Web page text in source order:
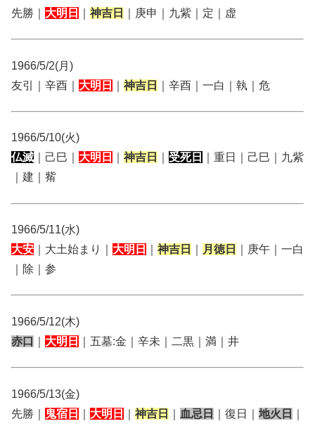
先勝｜ 大明日 神吉日 ｜庚申｜九紫｜定｜虚
1966/5/2(月)
友引｜辛酉｜ 大明日 神吉日 ｜辛酉｜一白｜執｜危
1966/5/10(火)
仏滅 ｜己巳｜ 大明日 神吉日 受死日
｜重日｜己巳｜九紫
｜建｜觜
1966/5/11(水)
大安 ｜大土始まり｜ 大明日 神吉日 月徳日
｜庚午｜一白
｜除｜参
1966/5/12(木)
赤口
大明日 ｜五墓:金｜辛未｜二黒｜満｜井
1966/5/13(金)
先勝｜
鬼宿日 大明日 神吉日 血忌日 ｜復日｜ 地火日